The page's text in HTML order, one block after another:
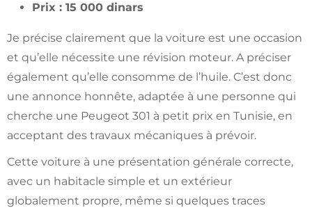
Prix : 15 000 dinars
Je précise clairement que la voiture est une occasion
et qu’elle nécessite une révision moteur. A préciser
également qu’elle consomme de l’huile. C’est donc
une annonce honnête, adaptée à une personne qui
cherche une Peugeot 301 à petit prix en Tunisie, en
acceptant des travaux mécaniques à prévoir.
Cette voiture à une présentation générale correcte,
avec un habitacle simple et un extérieur
globalement propre, même si quelques traces